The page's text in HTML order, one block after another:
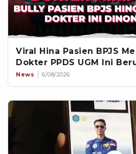
Viral Hina Pasien BPJS
Dokter PPDS UGM Ini
News 6/08/2026